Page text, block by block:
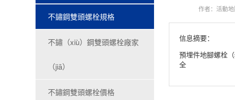
不鏽鋼雙頭螺栓規格
不鏽（xiù）鋼雙頭螺栓廠家
（jiā）
不鏽鋼雙頭螺栓價格
作者：活動
信息摘要：
預埋件地腳螺栓
全